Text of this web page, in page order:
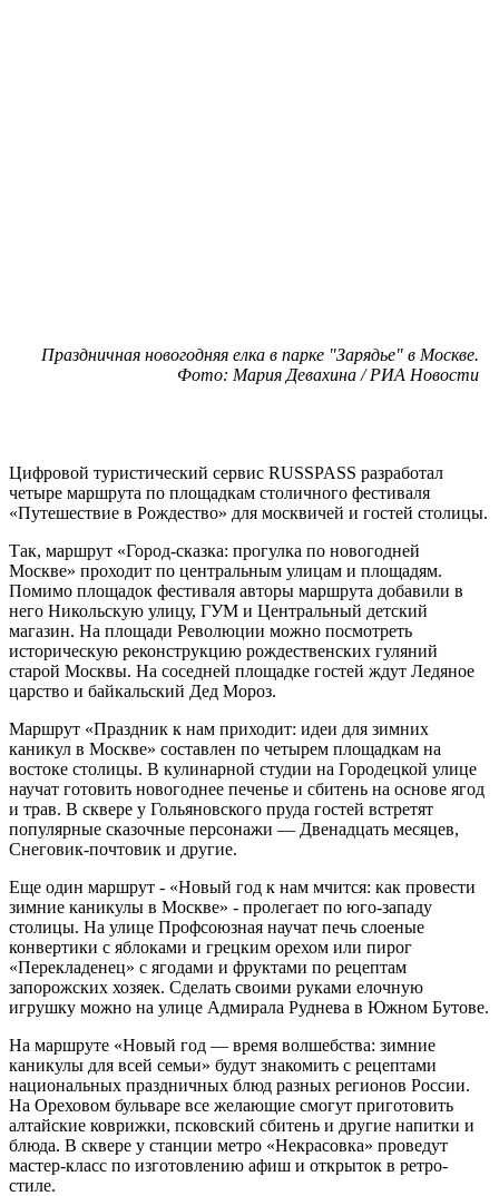
Праздничная новогодняя елка в парке "Зарядье" в Москве.
Фото: Мария Девахина / РИА Новости
Цифровой туристический сервис RUSSPASS разработал
четыре маршрута по площадкам столичного фестиваля
«Путешествие в Рождество» для москвичей и гостей столицы.
Так, маршрут «Город-сказка: прогулка по новогодней
Москве» проходит по центральным улицам и площадям.
Помимо площадок фестиваля авторы маршрута добавили в
него Никольскую улицу, ГУМ и Центральный детский
магазин. На площади Революции можно посмотреть
историческую реконструкцию рождественских гуляний
старой Москвы. На соседней площадке гостей ждут Ледяное
царство и байкальский Дед Мороз.
Маршрут «Праздник к нам приходит: идеи для зимних
каникул в Москве» составлен по четырем площадкам на
востоке столицы. В кулинарной студии на Городецкой улице
научат готовить новогоднее печенье и сбитень на основе ягод
и трав. В сквере у Гольяновского пруда гостей встретят
популярные сказочные персонажи — Двенадцать месяцев,
Снеговик-почтовик и другие.
Еще один маршрут - «Новый год к нам мчится: как провести
зимние каникулы в Москве» - пролегает по юго-западу
столицы. На улице Профсоюзная научат печь слоеные
конвертики с яблоками и грецким орехом или пирог
«Перекладенец» с ягодами и фруктами по рецептам
запорожских хозяек. Сделать своими руками елочную
игрушку можно на улице Адмирала Руднева в Южном Бутове.
На маршруте «Новый год — время волшебства: зимние
каникулы для всей семьи» будут знакомить с рецептами
национальных праздничных блюд разных регионов России.
На Ореховом бульваре все желающие смогут приготовить
алтайские коврижки, псковский сбитень и другие напитки и
блюда. В сквере у станции метро «Некрасовка» проведут
мастер-класс по изготовлению афиш и открыток в ретро-
стиле.